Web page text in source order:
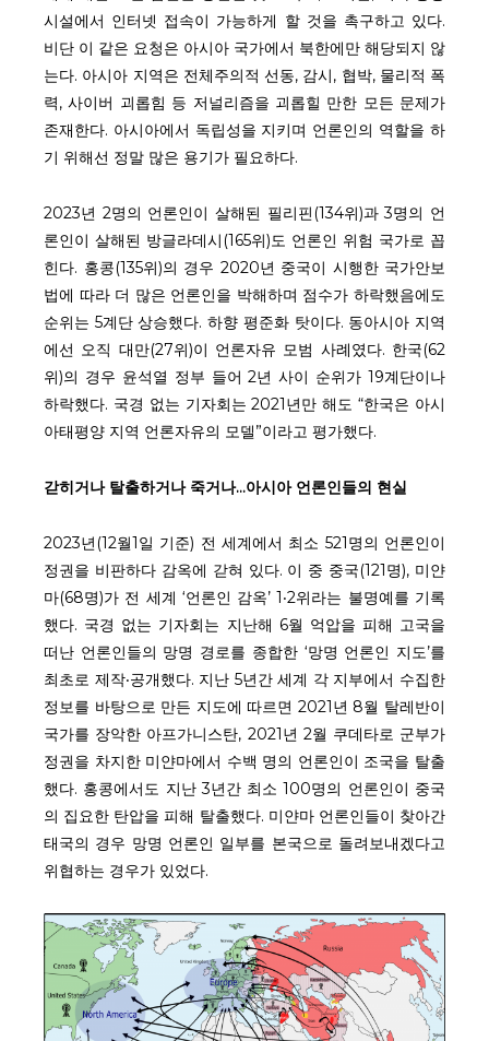
시설에서 인터넷 접속이 가능하게 할 것을 촉구하고 있다.
비단 이 같은 요청은 아시아 국가에서 북한에만 해당되지 않
는다. 아시아 지역은 전체주의적 선동, 감시, 협박, 물리적 폭
력, 사이버 괴롭힘 등 저널리즘을 괴롭힐 만한 모든 문제가
존재한다. 아시아에서 독립성을 지키며 언론인의 역할을 하
기 위해선 정말 많은 용기가 필요하다.
2023년 2명의 언론인이 살해된 필리핀(134위)과 3명의 언
론인이 살해된 방글라데시(165위)도 언론인 위험 국가로 꼽
힌다. 홍콩(135위)의 경우 2020년 중국이 시행한 국가안보
법에 따라 더 많은 언론인을 박해하며 점수가 하락했음에도
순위는 5계단 상승했다. 하향 평준화 탓이다. 동아시아 지역
에선 오직 대만(27위)이 언론자유 모범 사례였다. 한국(62
위)의 경우 윤석열 정부 들어 2년 사이 순위가 19계단이나
하락했다. 국경 없는 기자회는 2021년만 해도 “한국은 아시
아태평양 지역 언론자유의 모델”이라고 평가했다.
갇히거나 탈출하거나 죽거나…아시아 언론인들의 현실
2023년(12월1일 기준) 전 세계에서 최소 521명의 언론인이
정권을 비판하다 감옥에 갇혀 있다. 이 중 중국(121명), 미얀
마(68명)가 전 세계 ‘언론인 감옥’ 1‧2위라는 불명예를 기록
했다. 국경 없는 기자회는 지난해 6월 억압을 피해 고국을
떠난 언론인들의 망명 경로를 종합한 ‘망명 언론인 지도’를
최초로 제작‧공개했다. 지난 5년간 세계 각 지부에서 수집한
정보를 바탕으로 만든 지도에 따르면 2021년 8월 탈레반이
국가를 장악한 아프가니스탄, 2021년 2월 쿠데타로 군부가
정권을 차지한 미얀마에서 수백 명의 언론인이 조국을 탈출
했다. 홍콩에서도 지난 3년간 최소 100명의 언론인이 중국
의 집요한 탄압을 피해 탈출했다. 미얀마 언론인들이 찾아간
태국의 경우 망명 언론인 일부를 본국으로 돌려보내겠다고
위협하는 경우가 있었다.